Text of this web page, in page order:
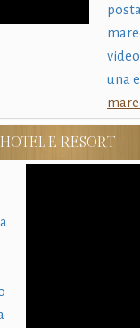
una
HOTEL E RESORT